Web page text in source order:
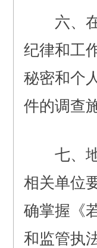
六、在
纪律和工
秘密和个
件的调查
七、地
相关单位
确掌握《
和监管执